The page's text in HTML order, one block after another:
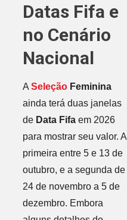
Datas Fifa e
no Cenário
Nacional
A SeleçãoFeminina
ainda terá duas janelas
de Data Fifaem 2026
para mostrar seu valor. A
primeira entre 5 e 13 de
outubro, e a segunda de
24 de novembro a 5 de
dezembro. Embora